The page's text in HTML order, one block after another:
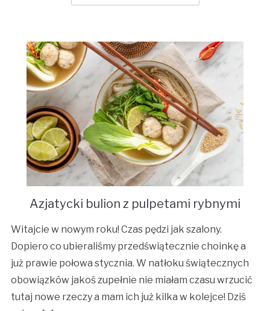
Azjatycki bulion z pulpetami rybnymi
Witajcie w nowym roku! Czas pędzi jak szalony.
Dopiero co ubieraliśmy przedświątecznie choinkę a
już prawie połowa stycznia. W natłoku świątecznych
obowiązków jakoś zupełnie nie miałam czasu wrzucić
tutaj nowe rzeczy a mam ich już kilka w kolejce! Dziś